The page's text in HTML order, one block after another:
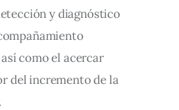
y diagnóstico
como el acercar
del incremento de la